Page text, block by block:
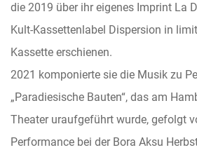
die 2019 über ihr eigenes Imprint La
Kult-Kassettenlabel Dispersion in
Kassette erschienen.
2021 komponierte sie die Musik zu
„Paradiesische Bauten“, das am
Theater uraufgeführt wurde, gefolgt
Performance bei der Bora Aksu